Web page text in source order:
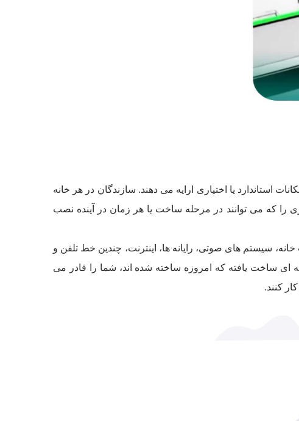
امکانات استاندارد یا اختیاری ارایه می دهند. سازندگان در هر خانه
که می توانند در مرحله ساخت یا هر زمان در آینده نصب
سیستم های صوتی، رایانه ها، اینترنت، چندین خط تلفن و
ای ساخت یافته که امروزه ساخته شده اند، شما را قادر می
کنند.